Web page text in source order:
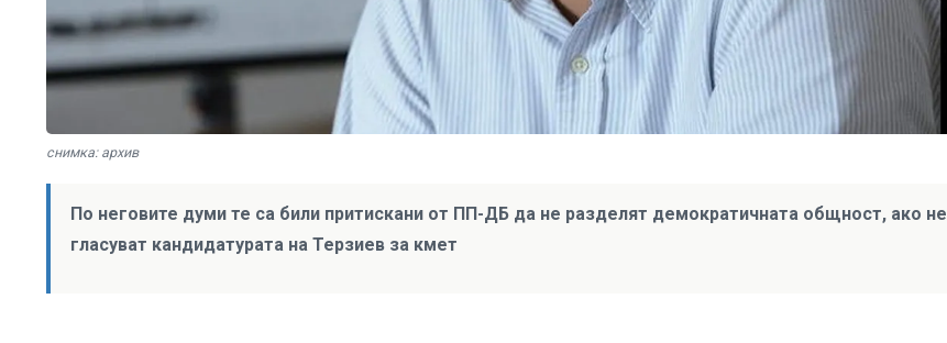
снимка: архив
По неговите думи те са били притискани от ПП-ДБ да не разделят демократичната общност, ако не
гласуват кандидатурата на Терзиев за кмет